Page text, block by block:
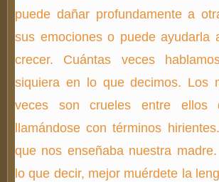
puede dañar profundamente a
sus emociones o puede ayudarla
crecer. Cuántas veces
siquiera en lo que decimos. Los
veces son crueles entre ellos
llamándose con términos
que nos enseñaba nuestra
lo que decir, mejor muérdete la